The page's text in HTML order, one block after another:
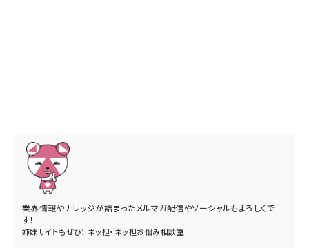
業界情報やナレッジが詰まったメルマガ配信やソーシャルもよろしくで
す！
姉妹サイトもぜひ： ネッ担・ ネッ担お悩み相談室